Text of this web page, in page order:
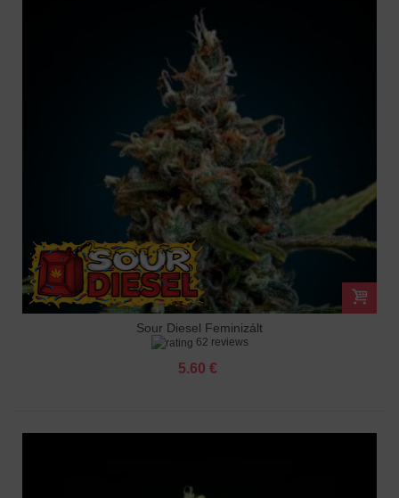
Sour Diesel Feminizált
62 reviews
5.60 €